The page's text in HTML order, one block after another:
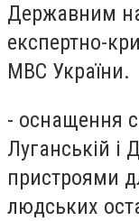
Державним
експертно-
МВС України.
- оснащення
Луганській і
пристроями
людських